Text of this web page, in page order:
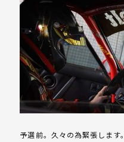
予選前。久々の為緊張します。